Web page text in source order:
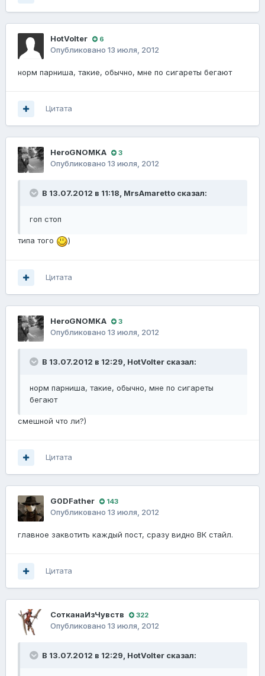
HotVolter 6
Опубликовано 13 июля, 2012
норм парниша, такие, обычно, мне по сигареты бегают
Цитата
HeroGNOMKA 3
Опубликовано 13 июля, 2012
В 13.07.2012 в 11:18, MrsAmaretto сказал:
гоп стоп
типа того )
Цитата
HeroGNOMKA 3
Опубликовано 13 июля, 2012
В 13.07.2012 в 12:29, HotVolter сказал:
норм парниша, такие, обычно, мне по сигареты
бегают
смешной что ли?)
Цитата
G0DFathеr 143
Опубликовано 13 июля, 2012
главное заквотить каждый пост, сразу видно ВК стайл.
Цитата
СотканаИзЧувств 322
Опубликовано 13 июля, 2012
В 13.07.2012 в 12:29, HotVolter сказал: